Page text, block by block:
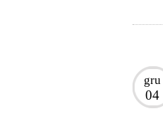
gru
04